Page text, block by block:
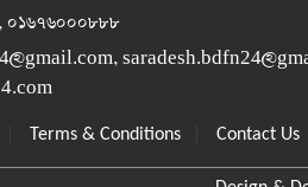
০১৬৭৬০০০৮৮৮
,
Terms & Conditions Contact Us